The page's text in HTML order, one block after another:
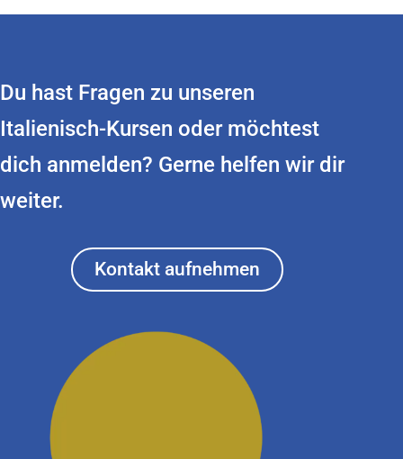
Du hast Fragen zu unseren
Italienisch-Kursen oder möchtest
dich anmelden? Gerne helfen wir dir
weiter.
Kontakt aufnehmen